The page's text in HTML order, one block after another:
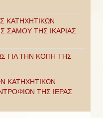
ΚΑΤΗΧΗΤΙΚΩΝ
ΣΑΜΟΥ ΤΗΣ ΙΚΑΡΙΑΣ
ΓΙΑ ΤΗΝ ΚΟΠΗ ΤΗΣ
ΚΑΤΗΧΗΤΙΚΩΝ
ΤΗΣ ΙΕΡΑΣ